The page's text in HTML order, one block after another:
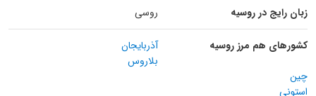
زبان رایج در روسیه روسی
کشورهای هم مرز روسیه
آذربایجان
بلاروس
چین
استونی